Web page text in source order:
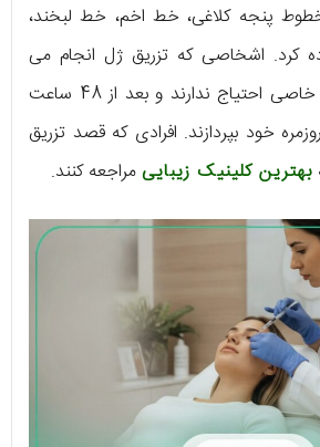
پنجه کلاغی، خط اخم، خط لبخند،
کرد. اشخاصی که تزریق ژل انجام می
دهند به دوره نقاهت خاصی احتیاج ندارند و بعد از 48 ساعت
خود بپردازند. افرادی که قصد تزریق
بهترین کلینیک زیباییمراجعه کنند.